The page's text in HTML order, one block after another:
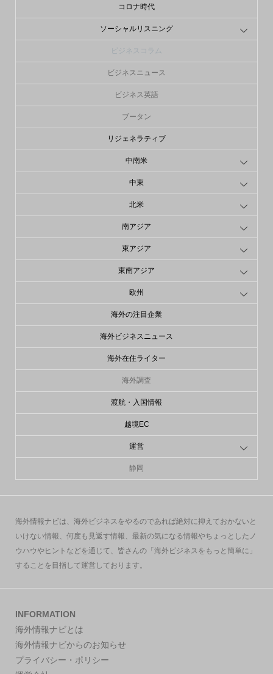
コロナ時代
ソーシャルリスニング
ビジネスコラム
ビジネスニュース
ビジネス英語
ブータン
リジェネラティブ
中南米
中東
北米
南アジア
東アジア
東南アジア
欧州
海外の注目企業
海外ビジネスニュース
海外在住ライター
海外調査
渡航・入国情報
越境EC
運営
静岡
海外情報ナビは、海外ビジネスをやるのであれば絶対に抑えておかないと
いけない情報、何度も見返す情報、最新の気になる情報やちょっとしたノ
ウハウやヒントなどを通じて、皆さんの「海外ビジネスをもっと簡単に」
することを目指して運営しております。
INFORMATION
海外情報ナビとは
海外情報ナビからのお知らせ
プライバシー・ポリシー